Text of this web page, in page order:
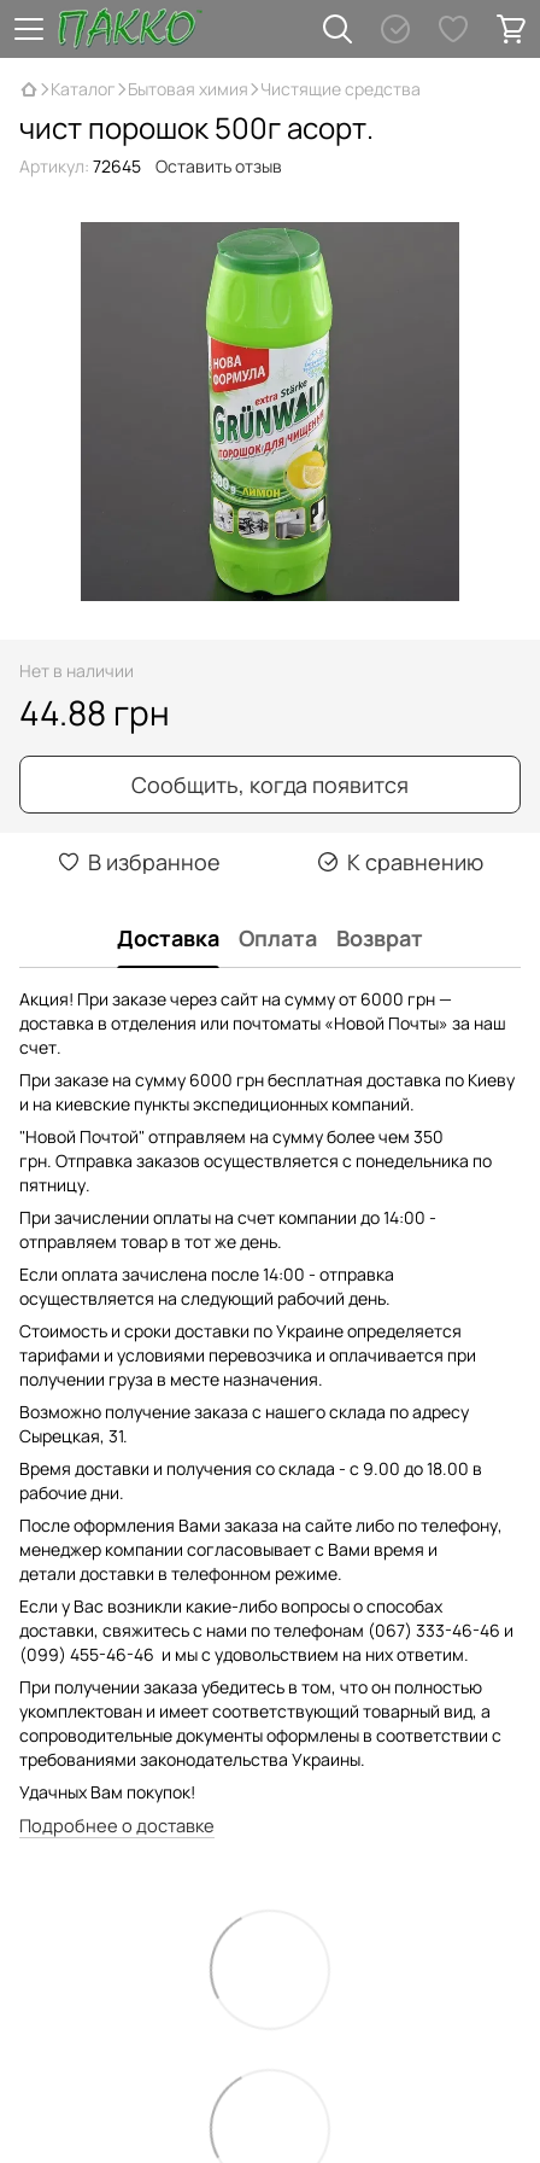
Каталог Бытовая химия Чистящие средства
чист порошок 500г асорт.
Артикул: 72645 Оставить отзыв
Нет в наличии
44.88 грн
Сообщить, когда появится
В избранное К сравнению
Доставка Оплата Возврат
Акция! При заказе через сайт на сумму от 6000 грн —
доставка в отделения или почтоматы «Новой Почты» за наш
счет.
При заказе на сумму 6000 грн бесплатная доставка по Киеву
и на киевские пункты экспедиционных компаний.
"Новой Почтой" отправляем на сумму более чем 350
грн. Отправка заказов осуществляется с понедельника по
пятницу.
При зачислении оплаты на счет компании до 14:00 -
отправляем товар в тот же день.
Если оплата зачислена после 14:00 - отправка
осуществляется на следующий рабочий день.
Стоимость и сроки доставки по Украине определяется
тарифами и условиями перевозчика и оплачивается при
получении груза в месте назначения.
Возможно получение заказа с нашего склада по адресу
Сырецкая, 31.
Время доставки и получения со склада - с 9.00 до 18.00 в
рабочие дни.
После оформления Вами заказа на сайте либо по телефону,
менеджер компании согласовывает с Вами время и
детали доставки в телефонном режиме.
Если у Вас возникли какие-либо вопросы о способах
доставки, свяжитесь с нами по телефонам (067) 333-46-46 и
(099) 455-46-46 и мы с удовольствием на них ответим.
При получении заказа убедитесь в том, что он полностью
укомплектован и имеет соответствующий товарный вид, а
сопроводительные документы оформлены в соответствии с
требованиями законодательства Украины.
Удачных Вам покупок!
Подробнее о доставке